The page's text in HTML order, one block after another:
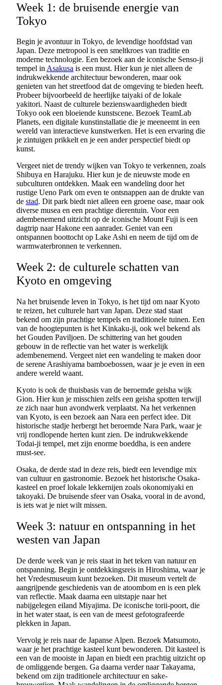
Week 1: de bruisende energie van
Tokyo
Begin je avontuur in Tokyo, de levendige hoofdstad van
Japan. Deze metropool is een smeltkroes van traditie en
moderne technologie. Een bezoek aan de iconische Senso-ji
tempel inAsakusa is een must. Hier kun je niet alleen de
indrukwekkende architectuur bewonderen, maar ook
genieten van het streetfood dat de omgeving te bieden heeft.
Probeer bijvoorbeeld de heerlijke taiyaki of de lokale
yakitori. Naast de culturele bezienswaardigheden biedt
Tokyo ook een bloeiende kunstscene. Bezoek TeamLab
Planets, een digitale kunstinstallatie die je meeneemt in een
wereld van interactieve kunstwerken. Het is een ervaring die
je zintuigen prikkelt en je een ander perspectief biedt op
kunst.
Vergeet niet de trendy wijken van Tokyo te verkennen, zoals
Shibuya en Harajuku. Hier kun je de nieuwste mode en
subculturen ontdekken. Maak een wandeling door het
rustige Ueno Park om even te ontsnappen aan de drukte van
de stad. Dit park biedt niet alleen een groene oase, maar ook
diverse musea en een prachtige dierentuin. Voor een
adembenemend uitzicht op de iconische Mount Fuji is een
dagtrip naar Hakone een aanrader. Geniet van een
ontspannen boottocht op Lake Ashi en neem de tijd om de
warmwaterbronnen te verkennen.
Week 2: de culturele schatten van
Kyoto en omgeving
Na het bruisende leven in Tokyo, is het tijd om naar Kyoto
te reizen, het culturele hart van Japan. Deze stad staat
bekend om zijn prachtige tempels en traditionele tuinen. Een
van de hoogtepunten is het Kinkaku-ji, ook wel bekend als
het Gouden Paviljoen. De schittering van het gouden
gebouw in de reflectie van het water is werkelijk
adembenemend. Vergeet niet een wandeling te maken door
de serene Arashiyama bamboebossen, waar je je even in een
andere wereld waant.
Kyoto is ook de thuisbasis van de beroemde geisha wijk
Gion. Hier kun je misschien zelfs een geisha spotten terwijl
ze zich naar hun avondwerk verplaatst. Na het verkennen
van Kyoto, is een bezoek aan Nara een perfect idee. Dit
historische stadje herbergt het beroemde Nara Park, waar je
vrij rondlopende herten kunt zien. De indrukwekkende
Todai-ji tempel, met zijn enorme boeddha, is een andere
must-see.
Osaka, de derde stad in deze reis, biedt een levendige mix
van cultuur en gastronomie. Bezoek het historische Osaka-
kasteel en proef lokale lekkernijen zoals okonomiyaki en
takoyaki. De bruisende sfeer van Osaka, vooral in de avond,
is iets wat je niet wilt missen.
Week 3: natuur en ontspanning in het
westen van Japan
De derde week van je reis staat in het teken van natuur en
ontspanning. Begin je ontdekkingsreis in Hiroshima, waar je
het Vredesmuseum kunt bezoeken. Dit museum vertelt de
aangrijpende geschiedenis van de atoombom en is een plek
van reflectie. Maak daarna een uitstapje naar het
nabijgelegen eiland Miyajima. De iconische torii-poort, die
in het water staat, is een van de meest gefotografeerde
plekken in Japan.
Vervolg je reis naar de Japanse Alpen. Bezoek Matsumoto,
waar je het prachtige kasteel kunt bewonderen. Dit kasteel is
een van de mooiste in Japan en biedt een prachtig uitzicht op
de omliggende bergen. Ga daarna verder naar Takayama,
bekend om zijn traditionele architectuur en sake-